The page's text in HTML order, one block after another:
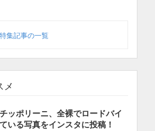
特集記事の一覧
メ
ッポリーニ、全裸でロードバイ
いる写真をインスタに投稿！